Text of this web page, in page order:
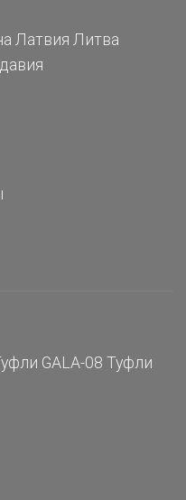
Латвия Литва
GALA-08 Туфли